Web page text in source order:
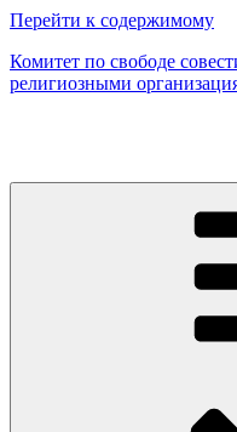
Перейти к содержимому
Комитет по свободе
религиозными